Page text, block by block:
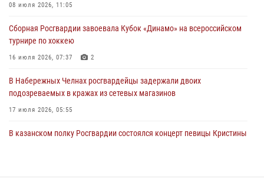
крестного хода и освящения храма
08 июля 2026, 11:05
Сборная Росгвардии завоевала Кубок «Динамо» на всероссийском
турнире по хоккею
16 июля 2026, 07:37 2
В Набережных Челнах росгвардейцы задержали двоих
подозреваемых в кражах из сетевых магазинов
17 июля 2026, 05:55
В казанском полку Росгвардии состоялся концерт певицы Кристины